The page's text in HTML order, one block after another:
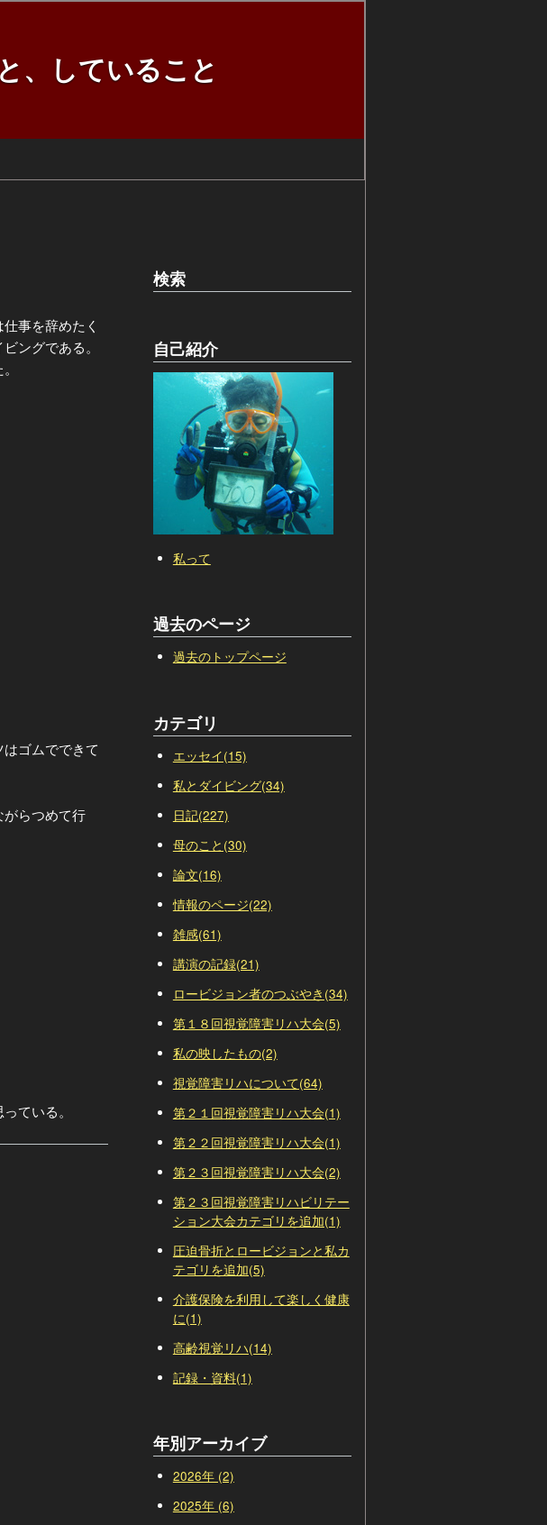
、していること
事を辞めたく
ングである。
ゴムでできて
らつめて行
ている。
検索
自己紹介
私って
過去のページ
過去のトップページ
カテゴリ
エッセイ(15)
私とダイビング(34)
日記(227)
母のこと(30)
論文(16)
情報のページ(22)
雑感(61)
講演の記録(21)
ロービジョン者のつぶやき(34)
第１８回視覚障害リハ大会(5)
私の映したもの(2)
視覚障害リハについて(64)
第２１回視覚障害リハ大会(1)
第２２回視覚障害リハ大会(1)
第２３回視覚障害リハ大会(2)
第２３回視覚障害リハビリテー
ション大会カテゴリを追加(1)
圧迫骨折とロービジョンと私カ
テゴリを追加(5)
介護保険を利用して楽しく健康
に(1)
高齢視覚リハ(14)
記録・資料(1)
年別アーカイブ
2026年 (2)
2025年 (6)